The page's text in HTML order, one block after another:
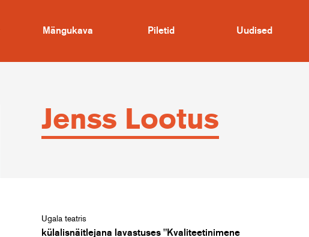
Mängukava Piletid Uudised
Jenss Lootus
Ugala teatris
külalisnäitlejana lavastuses "Kvaliteetinimene